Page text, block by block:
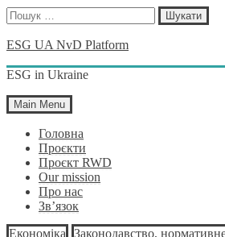
Пошук:
to
ESG UA NvD Platform
ESG in Ukraine
Main Menu
Головна
Проєкти
Проєкт RWD
Our mission
Про нас
Зв’язок
Економіка
Законодавство,